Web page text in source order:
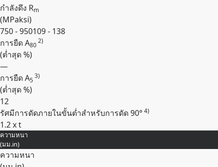
กำลังดึง Rm
(MPaksi)
750 - 950109 - 138
การยืด A80
2)
(ต่ำสุด%)
—
การยืด A5
3)
(ต่ำสุด%)
12
รัศมีการดัดภายในขั้นต่ำสำหรับการดัด 90° 4)
1.2 x t
Expand
ความหนา
(มม.in)
ความหนา